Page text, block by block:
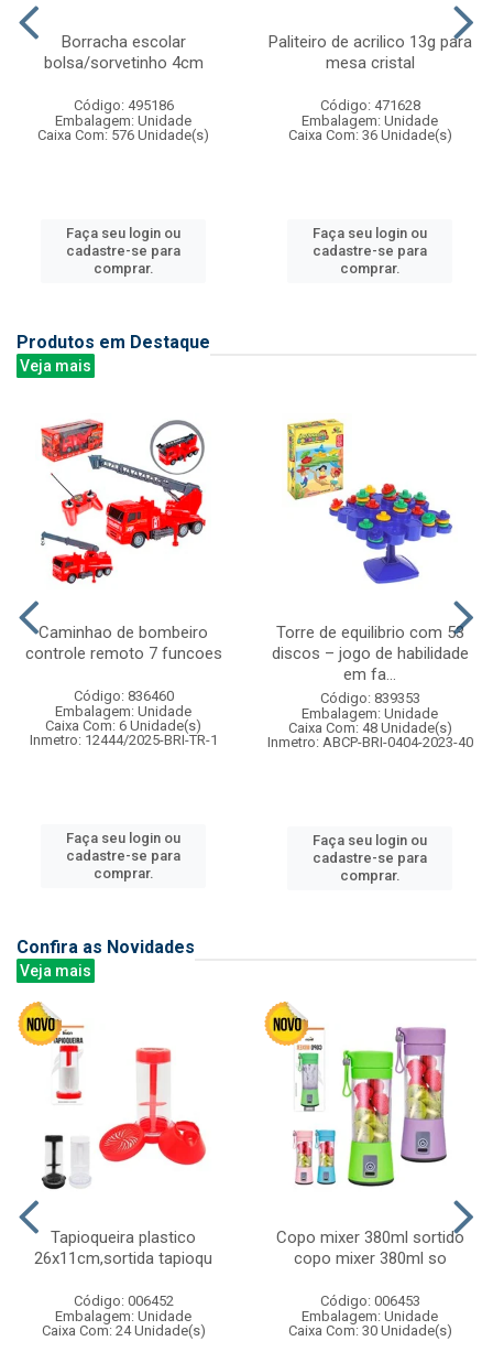
Borracha escolar
bolsa/sorvetinho 4cm
Código: 495186
Embalagem: Unidade
Caixa Com: 576 Unidade(s)
Faça seu login ou
cadastre-se para
comprar.
Paliteiro de acrilico 13g para
mesa cristal
Código: 471628
Embalagem: Unidade
Caixa Com: 36 Unidade(s)
Faça seu login ou
cadastre-se para
comprar.
Produtos em Destaque
Veja mais
Caminhao de bombeiro
controle remoto 7 funcoes
Código: 836460
Embalagem: Unidade
Caixa Com: 6 Unidade(s)
Inmetro: 12444/2025-BRI-TR-1
Faça seu login ou
cadastre-se para
comprar.
Torre de equilibrio com 53
discos – jogo de habilidade
em fa...
Código: 839353
Embalagem: Unidade
Caixa Com: 48 Unidade(s)
Inmetro: ABCP-BRI-0404-2023-40
Faça seu login ou
cadastre-se para
comprar.
Confira as Novidades
Veja mais
Tapioqueira plastico
26x11cm,sortida tapioqu
Código: 006452
Embalagem: Unidade
Caixa Com: 24 Unidade(s)
Copo mixer 380ml sortido
copo mixer 380ml so
Código: 006453
Embalagem: Unidade
Caixa Com: 30 Unidade(s)